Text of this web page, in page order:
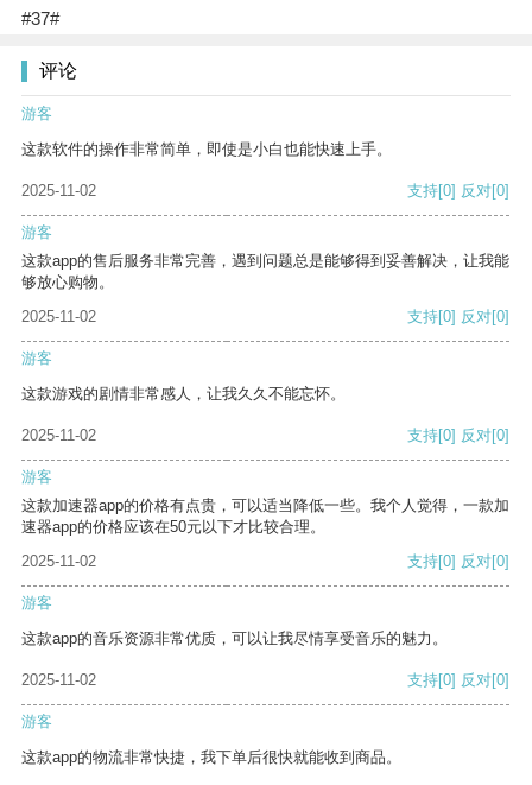
#37#
评论
游客
这款软件的操作非常简单，即使是小白也能快速上手。
2025-11-02 支持[0] 反对[0]
游客
这款app的售后服务非常完善，遇到问题总是能够得到妥善解决，让我能
够放心购物。
2025-11-02
支持[0] 反对[0]
游客
这款游戏的剧情非常感人，让我久久不能忘怀。
2025-11-02 支持[0] 反对[0]
游客
这款加速器app的价格有点贵，可以适当降低一些。我个人觉得，一款加
速器app的价格应该在50元以下才比较合理。
2025-11-02
支持[0] 反对[0]
游客
这款app的音乐资源非常优质，可以让我尽情享受音乐的魅力。
2025-11-02 支持[0] 反对[0]
游客
这款app的物流非常快捷，我下单后很快就能收到商品。